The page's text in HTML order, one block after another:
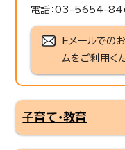
電話：03-5654-
Eメールでの
ムをご利用く
子育て・教育